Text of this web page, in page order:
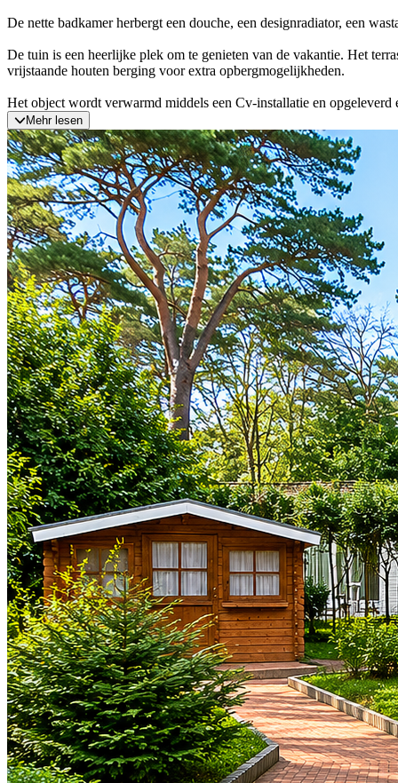
De nette badkamer herbergt een douche, een designradiator, een
De tuin is een heerlijke plek om te genieten van de vakantie. Het
vrijstaande houten berging voor extra opbergmogelijkheden.
Het object wordt verwarmd middels een Cv-installatie en opgeleverd
Mehr lesen